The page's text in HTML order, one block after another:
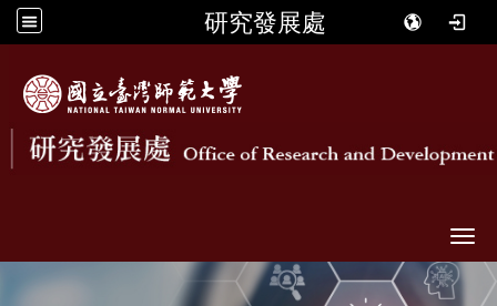
研究發展處